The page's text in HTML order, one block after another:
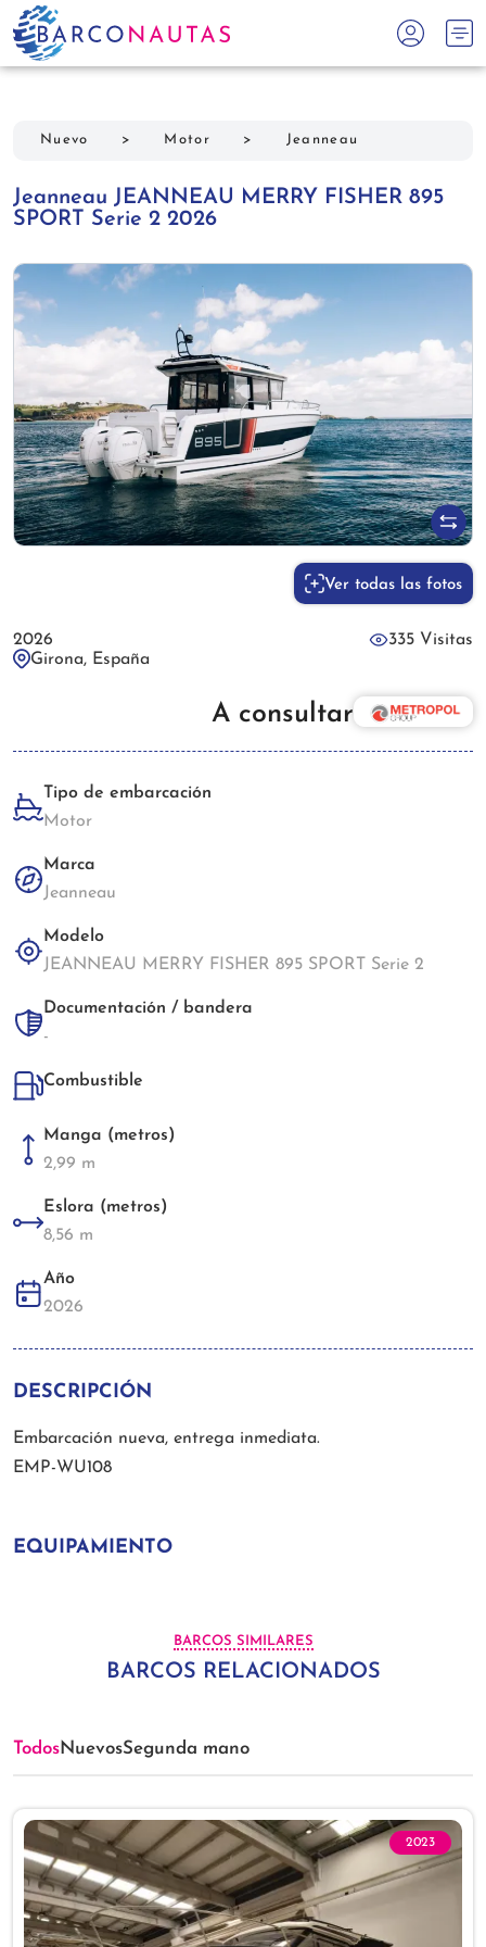
Nuevo > Motor > Jeanneau
Jeanneau JEANNEAU MERRY FISHER 895
SPORT Serie 2 2026
Ver todas las fotos
2026
335 Visitas
Girona, España
A consultar
Tipo de embarcación
Motor
Marca
Jeanneau
Modelo
JEANNEAU MERRY FISHER 895 SPORT Serie 2
Documentación / bandera
-
Combustible
Manga (metros)
2,99 m
Eslora (metros)
8,56 m
Año
2026
DESCRIPCIÓN
Embarcación nueva, entrega inmediata.
EMP-WU108
EQUIPAMIENTO
BARCOS SIMILARES
BARCOS RELACIONADOS
TodosNuevosSegunda mano
2023